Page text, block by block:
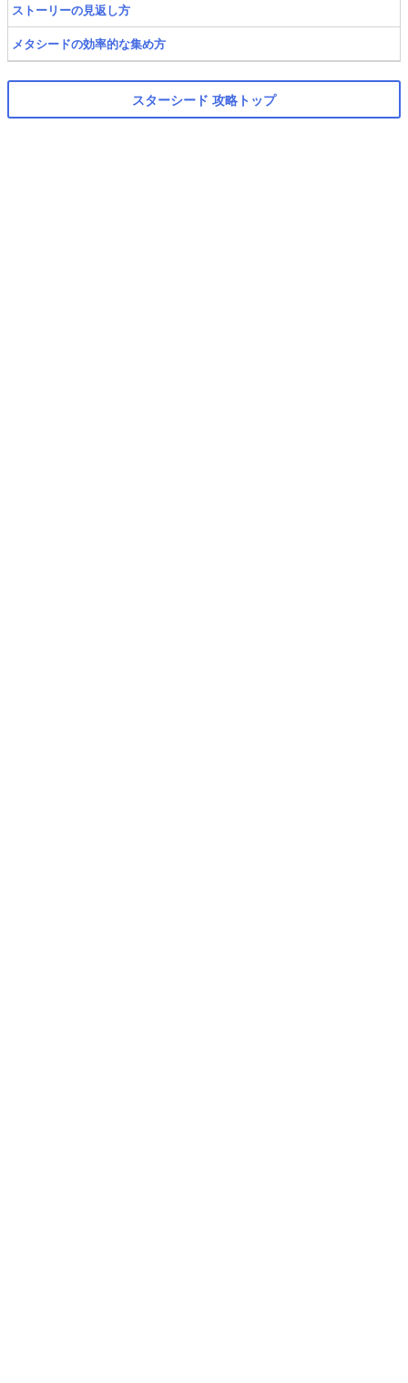
ストーリーの見返し方
メタシードの効率的な集め方
スターシード 攻略トップ